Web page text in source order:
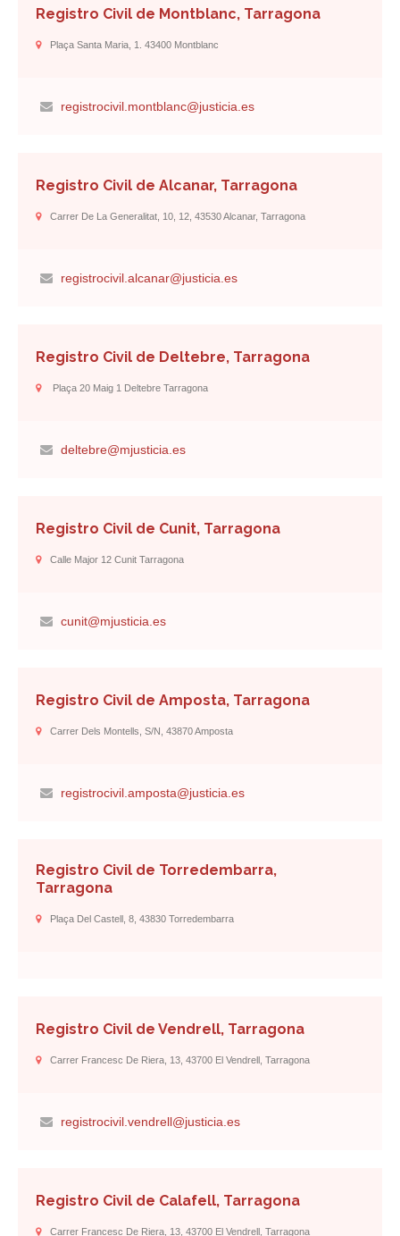
Registro Civil de Montblanc, Tarragona
Plaça Santa Maria, 1. 43400 Montblanc
registrocivil.montblanc@justicia.es
Registro Civil de Alcanar, Tarragona
Carrer De La Generalitat, 10, 12, 43530 Alcanar, Tarragona
registrocivil.alcanar@justicia.es
Registro Civil de Deltebre, Tarragona
Plaça 20 Maig 1 Deltebre Tarragona
deltebre@mjusticia.es
Registro Civil de Cunit, Tarragona
Calle Major 12 Cunit Tarragona
cunit@mjusticia.es
Registro Civil de Amposta, Tarragona
Carrer Dels Montells, S/n, 43870 Amposta
registrocivil.amposta@justicia.es
Registro Civil de Torredembarra,
Tarragona
Plaça Del Castell, 8, 43830 Torredembarra
Registro Civil de Vendrell, Tarragona
Carrer Francesc De Riera, 13, 43700 El Vendrell, Tarragona
registrocivil.vendrell@justicia.es
Registro Civil de Calafell, Tarragona
Carrer Francesc De Riera, 13, 43700 El Vendrell, Tarragona